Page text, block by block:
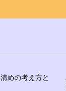
めの考え方と